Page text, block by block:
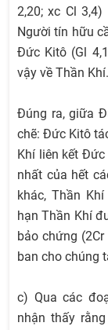
2,20; xc Cl
Người tín hữu
Đức Kitô (Gl
vậy về Thần Khí.
Đúng ra, giữa
chẽ: Đức Kitô
Khí liên kết
nhất của hết
khác, Thần
hạn Thần Khí
bảo chứng
ban cho chúng
c) Qua các
nhận thấy